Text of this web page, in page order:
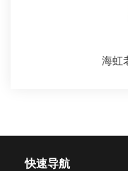
海虹
快速导航